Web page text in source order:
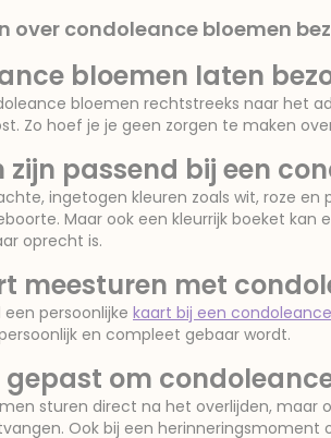
over condoleance bloemen
bloemen laten
bloemen rechtstreeks naar het
Zo hoef je je geen zorgen te maken
zijn passend bij een
ingetogen kleuren zoals wit, roze
Maar ook een kleurrijk boeket
oprecht is.
meesturen met
een persoonlijke kaart bij een condoleance
en compleet gebaar wordt.
gepast om
sturen direct na het overlijden, maar
Ook bij een herinneringsmoment